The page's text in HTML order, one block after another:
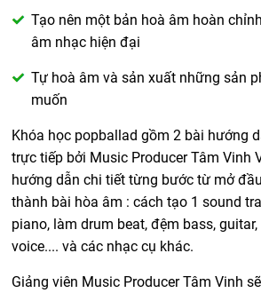
Tạo nên một bản hoà âm hoàn
âm nhạc hiện đại
Tự hoà âm và sản xuất những sản
muốn
Khóa học popballad gồm 2 bài hướng
trực tiếp bởi Music Producer Tâm Vinh
hướng dẫn chi tiết từng bước từ mở
thành bài hòa âm : cách tạo 1 sound
piano, làm drum beat, đệm bass,
voice.... và các nhạc cụ khác.
Giảng viên Music Producer Tâm Vinh